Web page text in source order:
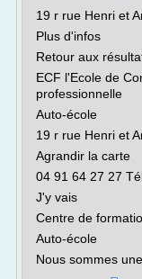
19 r rue Henri et
Plus d'infos
Retour aux
ECF l'Ecole de
professionnelle
Auto-école
19 r rue Henri et
Agrandir la carte
04 91 64 27 27
J'y vais
Centre de
Auto-école
Nous sommes